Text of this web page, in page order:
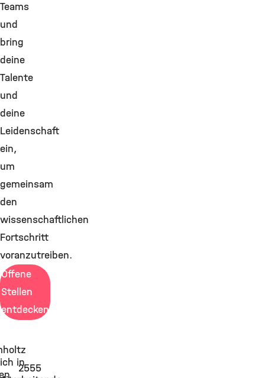
Teams
und
bring
deine
Talente
und
deine
Leidenschaft
ein,
um
gemeinsam
den
wissenschaftlichen
Fortschritt
voranzutreiben.
Offene
Stellen
entdecken
in
2555